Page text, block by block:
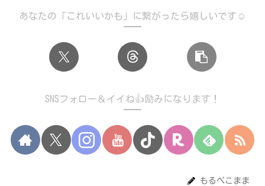
あなたの「これいいかも」に繋がったら嬉しいです☺️
SNSフォロー＆イイね👍励みになります！
もるぺこまま